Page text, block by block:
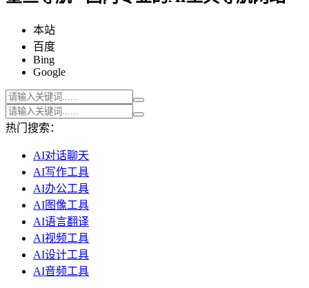
本站
百度
Bing
Google
热门搜索：
AI对话聊天
AI写作工具
AI办公工具
AI图像工具
AI语言翻译
AI视频工具
AI设计工具
AI音频工具